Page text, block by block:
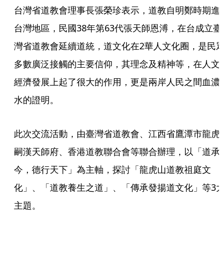
台灣省道教會理事長張榮珍表示，道教自明鄭時期進
台灣地區，民國38年第63代張天師恩溥，在台成立臺
灣省道教會延續道統，道文化在2華人文化圈，是民
多數廣泛接觸的主要信仰，其理念及精神等，在人文
經濟發展上起了很大的作用，更是兩岸人民之間血濃
水的證明。
此次交流活動，由臺灣省道教會、江西省鷹潭市龍虎
嗣漢天師府、香港道教聯合會等聯合辦理，以「道承
今，德行天下」為主軸，探討「龍虎山道教祖庭文
化」、「道教養生之道」、「傳承發揚道文化」等3
主題。